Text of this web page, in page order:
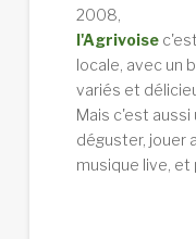
2008,
l'Agrivoise
locale, avec un
variés et
Mais c'est aussi
déguster, jouer
musique live, et